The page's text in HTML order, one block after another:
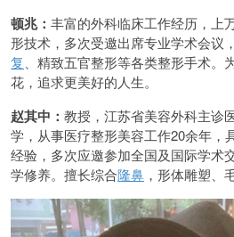
顿兆： 丰富的外科临床工作经历，上
形技术，多次受邀出席专业学术会议
复 、精致五官整形等各类整形手术
花，追求更美好的人生。
赵其中： 教授，江苏省美容外科主诊
学，从事医疗整形美容工作20余年，
经验，多次应邀参加全国及国际学术
学修养。擅长综合隆鼻 ，形体雕塑、